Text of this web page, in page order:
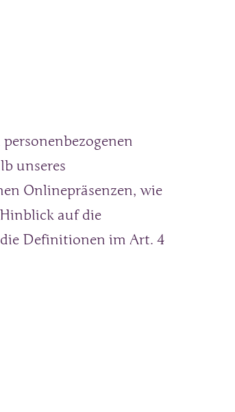
unseres
Onlinepräsenzen, wie
auf die
die Definitionen im Art. 4